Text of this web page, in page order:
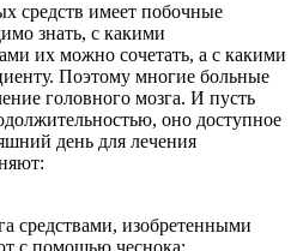
средств имеет побочные
знать, с какими
их можно сочетать, а с какими
Поэтому многие больные
головного мозга. И пусть
оно доступное
день для лечения
средствами, изобретенными